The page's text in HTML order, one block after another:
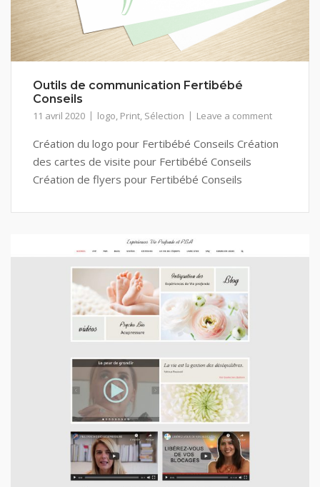
Outils de communication Fertibébé
Conseils
11 avril 2020 logo Print Sélection Leave a comment
Création du logo pour Fertibébé Conseils Création
des cartes de visite pour Fertibébé Conseils
Création de flyers pour Fertibébé Conseils